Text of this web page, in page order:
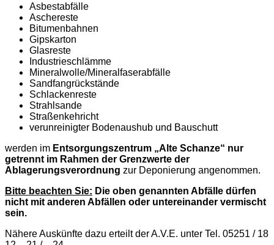
Asbestabfälle
Aschereste
Bitumenbahnen
Gipskarton
Glasreste
Industrieschlämme
Mineralwolle/Mineralfaserabfälle
Sandfangrückstände
Schlackenreste
Strahlsande
Straßenkehricht
verunreinigter Bodenaushub und Bauschutt
werden im Entsorgungszentrum „Alte Schanze“ nur
getrennt im Rahmen der Grenzwerte der
Ablagerungsverordnung zur Deponierung angenommen.
Bitte beachten Sie: Die oben genannten Abfälle dürfen
nicht mit anderen Abfällen oder untereinander vermischt
sein.
Nähere Auskünfte dazu erteilt der A.V.E. unter Tel. 05251 / 18